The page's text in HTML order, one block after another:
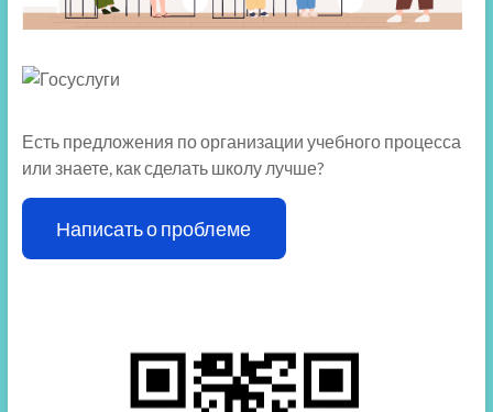
Есть предложения по организации учебного процесса
или знаете, как сделать школу лучше?
Написать о проблеме